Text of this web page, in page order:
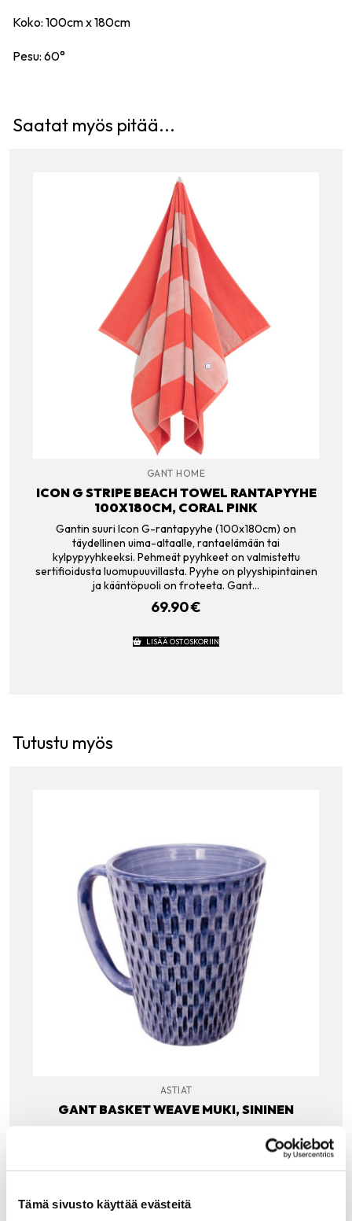
Tämä sivusto käyttää evästeitä
Koko: 100cm x 180cm
Pesu: 60°
Saatat myös pitää...
GANT HOME
ICON G STRIPE BEACH TOWEL RANTAPYYHE
100X180CM, CORAL PINK
Gantin suuri Icon G-rantapyyhe (100x180cm) on
täydellinen uima-altaalle, rantaelämään tai
kylpypyyhkeeksi. Pehmeät pyyhkeet on valmistettu
sertifioidusta luomupuuvillasta. Pyyhe on plyyshipintainen
ja kääntöpuoli on froteeta. Gant…
69.90€
LISÄÄ OSTOSKORIIN
Tutustu myös
ASTIAT
GANT BASKET WEAVE MUKI, SININEN
LISÄÄ OSTOSKORIIN